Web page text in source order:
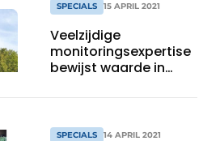
SPECIALS 15 APRIL 2021
Veelzijdige
monitoringsexpertise
bewijst waarde in
Zeeheldenbuurt
SPECIALS 14 APRIL 2021